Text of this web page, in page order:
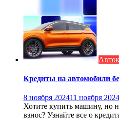
Кредиты на автомобили
8 ноября 202411 ноября 2024
Хотите купить машину, но
взнос? Узнайте все о